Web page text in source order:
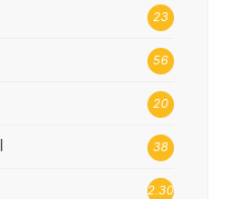
23
56
20
38
2.302